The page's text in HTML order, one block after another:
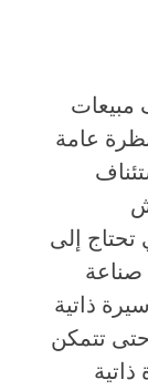
مبيعات
عامة
تحتاج إلى
صناعة
ذاتية
حتى تتمكن